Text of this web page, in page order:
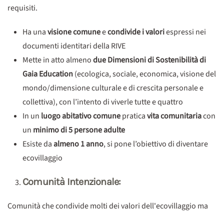
requisiti.
Ha unavisione comuneecondivide i valoriespressi nei
documenti identitari della RIVE
Mette in atto almenodue Dimensioni di Sostenibilità di
Gaia Education(ecologica, sociale, economica, visione del
mondo/dimensione culturale e di crescita personale e
collettiva), con l’intento di viverle tutte e quattro
In un luogo abitativo comunepraticavita comunitariacon
un minimo di 5 persone adulte
Esiste daalmeno 1 anno, si pone l’obiettivo di diventare
ecovillaggio
Comunità Intenzionale:
Comunità che condivide molti dei valori dell'ecovillaggio ma